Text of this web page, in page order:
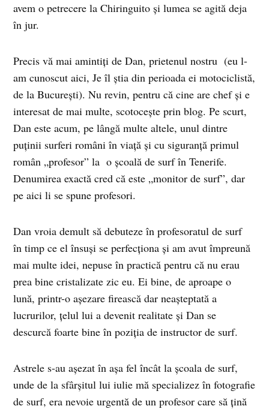
avem o petrecere la Chiringuito şi lumea se agită deja
în jur.
Precis vă mai amintiţi de Dan, prietenul nostru (eu l-
am cunoscut aici, Je îl ştia din perioada ei motociclistă,
de la Bucureşti). Nu revin, pentru că cine are chef şi e
interesat de mai multe, scotoceşte prin blog. Pe scurt,
Dan este acum, pe lângă multe altele, unul dintre
puţinii surferi români în viaţă şi cu siguranţă primul
român „profesor” la o şcoală de surf în Tenerife.
Denumirea exactă cred că este „monitor de surf”, dar
pe aici li se spune profesori.
Dan vroia demult să debuteze în profesoratul de surf
în timp ce el însuşi se perfecţiona şi am avut împreună
mai multe idei, nepuse în practică pentru că nu erau
prea bine cristalizate zic eu. Ei bine, de aproape o
lună, printr-o aşezare firească dar neaşteptată a
lucrurilor, ţelul lui a devenit realitate şi Dan se
descurcă foarte bine în poziţia de instructor de surf.
Astrele s-au aşezat în aşa fel încât la şcoala de surf,
unde de la sfârşitul lui iulie mă specializez în fotografie
de surf, era nevoie urgentă de un profesor care să ţină